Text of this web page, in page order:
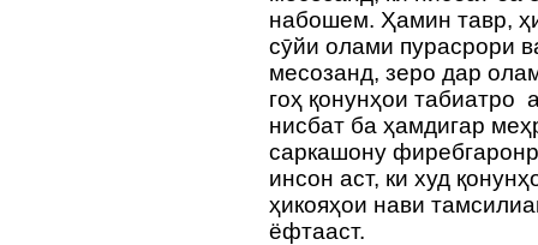
набошем. Ҳамин тавр,
сӯйи олами пурасрори
месозанд, зеро дар
гоҳ қонунҳои табиатро
нисбат ба ҳамдигар
саркашону
инсон аст, ки худ
ҳикояҳои нави
ёфтааст.